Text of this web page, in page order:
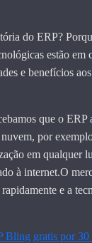
do ERP?
estão
e benefícios
que o
por
em qualquer
à internet.O
e a
Bling gratis por 30